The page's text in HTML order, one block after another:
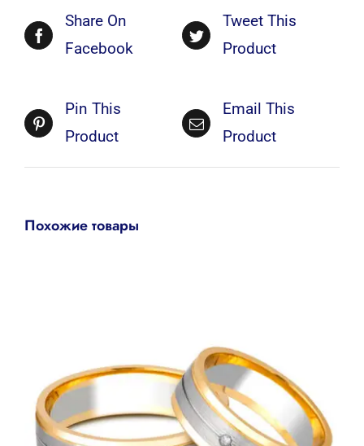
Share On
Facebook
Tweet This
Product
Pin This
Product
Email This
Product
Похожие товары